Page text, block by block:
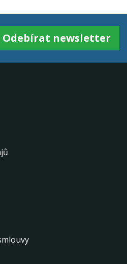
Odebírat newsletter